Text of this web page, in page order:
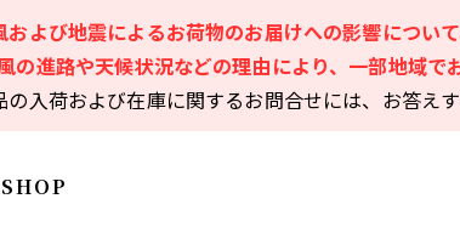
および地震によるお荷物のお届けへの影響について
の進路や天候状況などの理由により、一部地域
の入荷および在庫に関するお問合せには、お答え